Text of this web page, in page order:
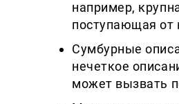
например,
поступающая от
Сумбурные
нечеткое
может вызвать